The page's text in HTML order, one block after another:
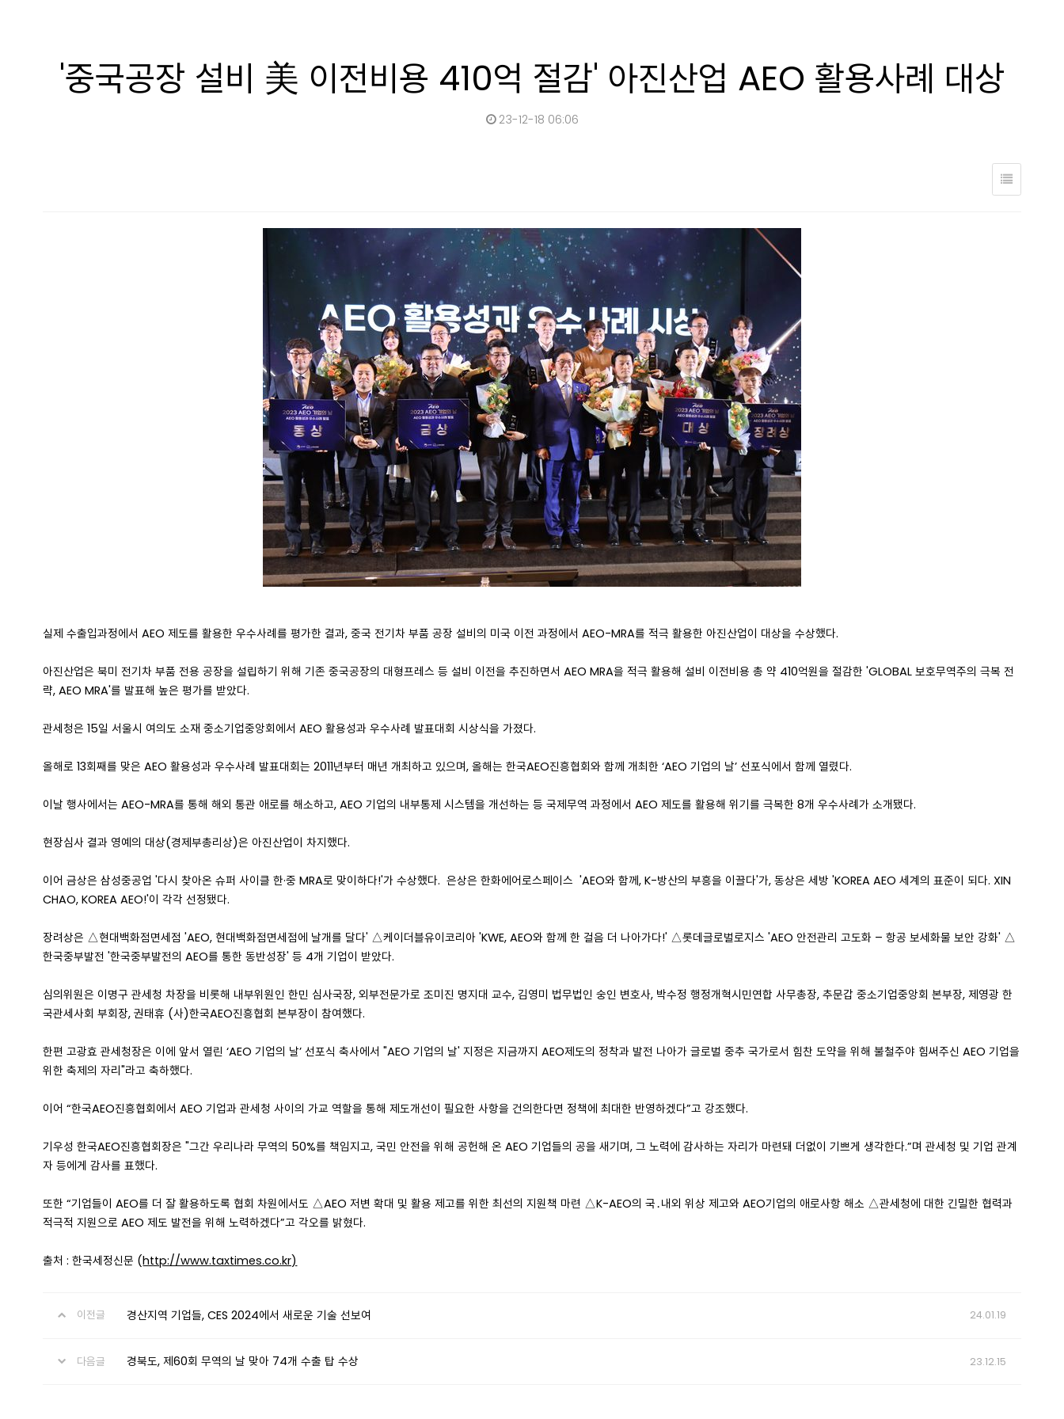
'중국공장 설비 美 이전비용 410억 절감' 아진산업 AEO 활용사례 대상
23-12-18 06:06
실제 수출입과정에서 AEO 제도를 활용한 우수사례를 평가한 결과, 중국 전기차 부품 공장 설비의 미국 이전 과정에서 AEO-MRA를 적극 활용한 아진산업이 대상을 수상했다.
아진산업은 북미 전기차 부품 전용 공장을 설립하기 위해 기존 중국공장의 대형프레스 등 설비 이전을 추진하면서 AEO MRA을 적극 활용해 설비 이전비용 총 약 410억원을 절감한 'GLOBAL 보호무역주의 극복 전
략, AEO MRA'를 발표해 높은 평가를 받았다.
관세청은 15일 서울시 여의도 소재 중소기업중앙회에서 AEO 활용성과 우수사례 발표대회 시상식을 가졌다.
올해로 13회째를 맞은 AEO 활용성과 우수사례 발표대회는 2011년부터 매년 개최하고 있으며, 올해는 한국AEO진흥협회와 함께 개최한 ‘AEO 기업의 날’ 선포식에서 함께 열렸다.
이날 행사에서는 AEO-MRA를 통해 해외 통관 애로를 해소하고, AEO 기업의 내부통제 시스템을 개선하는 등 국제무역 과정에서 AEO 제도를 활용해 위기를 극복한 8개 우수사례가 소개됐다.
현장심사 결과 영예의 대상(경제부총리상)은 아진산업이 차지했다.
이어 금상은 삼성중공업 '다시 찾아온 슈퍼 사이클 한·중 MRA로 맞이하다!'가 수상했다. 은상은 한화에어로스페이스 'AEO와 함께, K-방산의 부흥을 이끌다'가, 동상은 세방 'KOREA AEO 세계의 표준이 되다. XIN
CHAO, KOREA AEO!'이 각각 선정됐다.
장려상은 △현대백화점면세점 'AEO, 현대백화점면세점에 날개를 달다' △케이더블유이코리아 'KWE, AEO와 함께 한 걸음 더 나아가다!' △롯데글로벌로지스 'AEO 안전관리 고도화 – 항공 보세화물 보안 강화' △
한국중부발전 '한국중부발전의 AEO를 통한 동반성장' 등 4개 기업이 받았다.
심의위원은 이명구 관세청 차장을 비롯해 내부위원인 한민 심사국장, 외부전문가로 조미진 명지대 교수, 김영미 법무법인 숭인 변호사, 박수정 행정개혁시민연합 사무총장, 추문갑 중소기업중앙회 본부장, 제영광 한
국관세사회 부회장, 권태휴 (사)한국AEO진흥협회 본부장이 참여했다.
한편 고광효 관세청장은 이에 앞서 열린 ‘AEO 기업의 날’ 선포식 축사에서 "AEO 기업의 날' 지정은 지금까지 AEO제도의 정착과 발전 나아가 글로벌 중추 국가로서 힘찬 도약을 위해 불철주야 힘써주신 AEO 기업을
위한 축제의 자리"라고 축하했다.
이어 “한국AEO진흥협회에서 AEO 기업과 관세청 사이의 가교 역할을 통해 제도개선이 필요한 사항을 건의한다면 정책에 최대한 반영하겠다”고 강조했다.
기우성 한국AEO진흥협회장은 "그간 우리나라 무역의 50%를 책임지고, 국민 안전을 위해 공헌해 온 AEO 기업들의 공을 새기며, 그 노력에 감사하는 자리가 마련돼 더없이 기쁘게 생각한다.”며 관세청 및 기업 관계
자 등에게 감사를 표했다.
또한 “기업들이 AEO를 더 잘 활용하도록 협회 차원에서도 △AEO 저변 확대 및 활용 제고를 위한 최선의 지원책 마련 △K-AEO의 국․내외 위상 제고와 AEO기업의 애로사항 해소 △관세청에 대한 긴밀한 협력과
적극적 지원으로 AEO 제도 발전을 위해 노력하겠다”고 각오를 밝혔다.
출처 : 한국세정신문 (http://www.taxtimes.co.kr)
이전글 경산지역 기업들, CES 2024에서 새로운 기술 선보여 24.01.19
다음글 경북도, 제60회 무역의 날 맞아 74개 수출 탑 수상 23.12.15